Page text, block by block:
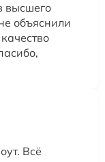
высшего
объяснили
Всё